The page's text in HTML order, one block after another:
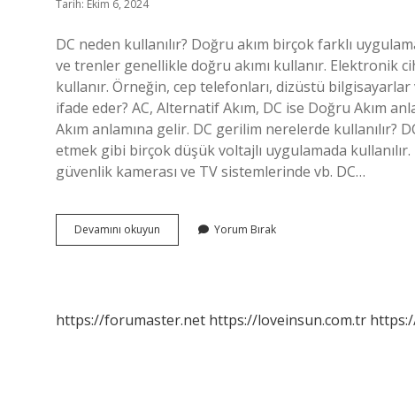
Tarih: Ekim 6, 2024
DC neden kullanılır? Doğru akım birçok farklı
ve trenler genellikle doğru akımı kullanır. Elektronik
kullanır. Örneğin, cep telefonları, dizüstü bilgisayarlar
ifade eder? AC, Alternatif Akım, DC ise Doğru Akım
Akım anlamına gelir. DC gerilim nerelerde kullanılır?
etmek gibi birçok düşük voltajlı uygulamada
güvenlik kamerası ve TV sistemlerinde vb. DC…
Devamını okuyun
Ne
Yorum Bırak
https://forumaster.net https://loveinsun.com.tr